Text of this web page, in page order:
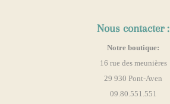
Nous contacter :
Notre boutique:
16 rue des meunières
29 930 Pont-Aven
09.80.551.551